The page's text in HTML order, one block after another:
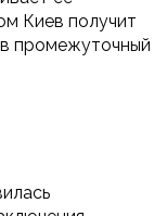
Киев получит
промежуточный